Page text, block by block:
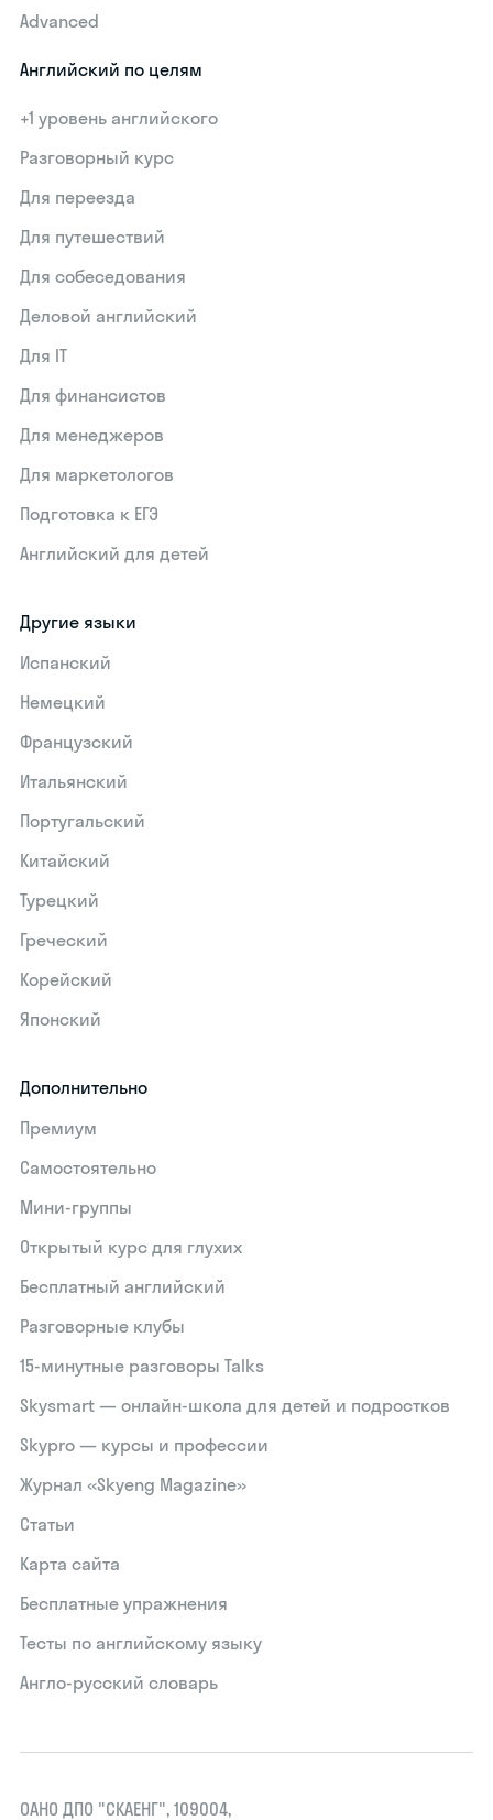
Advanced
Английский по целям
+1 уровень английского
Разговорный курс
Для переезда
Для путешествий
Для собеседования
Деловой английский
Для IT
Для финансистов
Для менеджеров
Для маркетологов
Подготовка к ЕГЭ
Английский для детей
Другие языки
Испанский
Немецкий
Французский
Итальянский
Португальский
Китайский
Турецкий
Греческий
Корейский
Японский
Дополнительно
Премиум
Самостоятельно
Мини-группы
Открытый курс для глухих
Бесплатный английский
Разговорные клубы
15‑минутные разговоры Talks
Skysmart — онлайн-школа для детей и подростков
Skypro — курсы и профессии
Журнал «Skyeng Magazine»
Статьи
Карта сайта
Бесплатные упражнения
Тесты по английскому языку
Англо-русский словарь
ОАНО ДПО "СКАЕНГ", 109004,